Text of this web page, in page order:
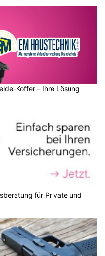
Koffer – Ihre Lösung
für Private und